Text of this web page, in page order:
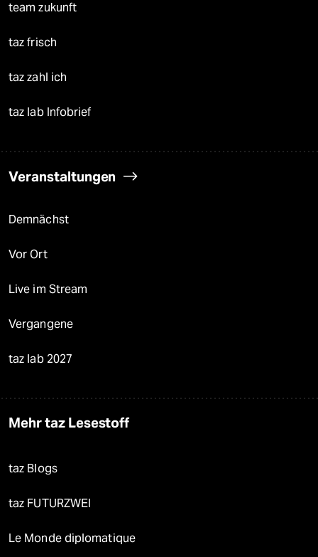
team zukunft
taz frisch
taz zahl ich
taz lab Infobrief
Veranstaltungen
Demnächst
Vor Ort
Live im Stream
Vergangene
taz lab 2027
Mehr taz Lesestoff
taz Blogs
taz FUTURZWEI
Le Monde diplomatique